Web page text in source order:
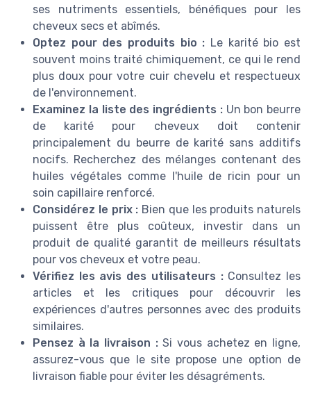
ses nutriments essentiels, bénéfiques pour les
cheveux secs et abîmés.
Optez pour des produits bio : Le karité bio est
souvent moins traité chimiquement, ce qui le rend
plus doux pour votre cuir chevelu et respectueux
de l'environnement.
Examinez la liste des ingrédients :Un bon beurre
de karité pour cheveux doit contenir
principalement du beurre de karité sans additifs
nocifs. Recherchez des mélanges contenant des
huiles végétales comme l'huile de ricin pour un
soin capillaire renforcé.
Considérez le prix : Bien que les produits naturels
puissent être plus coûteux, investir dans un
produit de qualité garantit de meilleurs résultats
pour vos cheveux et votre peau.
Vérifiez les avis des utilisateurs :Consultez les
articles et les critiques pour découvrir les
expériences d'autres personnes avec des produits
similaires.
Pensez à la livraison :Si vous achetez en ligne,
assurez-vous que le site propose une option de
livraison fiable pour éviter les désagréments.